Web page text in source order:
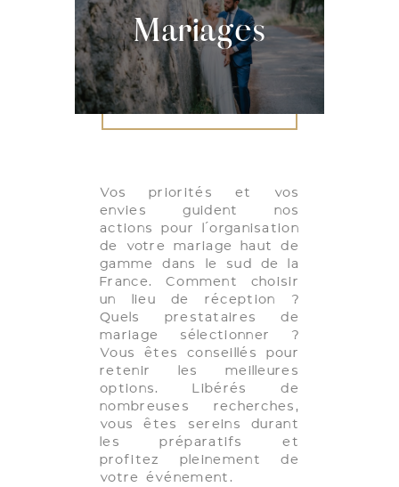
Mariages
Vos priorités et vos
envies guident nos
actions pour l’organisation
de votre mariage haut de
gamme dans le sud de la
France. Comment choisir
un lieu de réception ?
Quels prestataires de
mariage sélectionner ?
Vous êtes conseillés pour
retenir les meilleures
options. Libérés de
nombreuses recherches,
vous êtes sereins durant
les préparatifs et
profitez pleinement de
votre événement.